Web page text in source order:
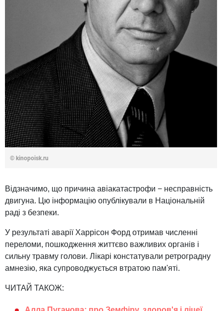
© kinopoisk.ru
Відзначимо, що причина авіакатастрофи − несправність
двигуна. Цю інформацію опублікували в Національній
раді з безпеки.
У результаті аварії Харрісон Форд отримав численні
переломи, пошкодження життєво важливих органів і
сильну травму голови. Лікарі констатували ретроградну
амнезію, яка супроводжується втратою пам'яті.
ЧИТАЙ ТАКОЖ: